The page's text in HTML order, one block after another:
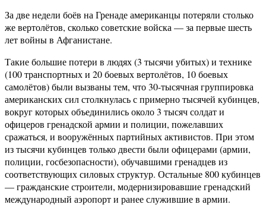
За две недели боёв на Гренаде американцы потеряли столько
же вертолётов, сколько советские войска — за первые шесть
лет войны в Афганистане.
Такие большие потери в людях (3 тысячи убитых) и технике
(100 транспортных и 20 боевых вертолётов, 10 боевых
самолётов) были вызваны тем, что 30-тысячная группировка
американских сил столкнулась с примерно тысячей кубинцев,
вокруг которых объединились около 3 тысяч солдат и
офицеров гренадской армии и полиции, пожелавших
сражаться, и вооружённых партийных активистов. При этом
из тысячи кубинцев только двести были офицерами (армии,
полиции, госбезопасности), обучавшими гренадцев из
соответствующих силовых структур. Остальные 800 кубинцев
— гражданские строители, модернизировавшие гренадский
международный аэропорт и ранее служившие в армии.